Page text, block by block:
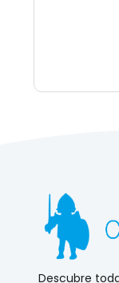
Descubre